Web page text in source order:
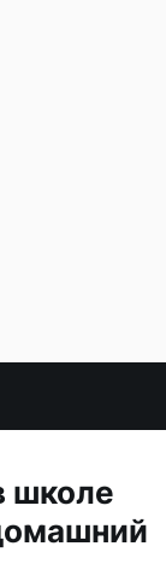
школе